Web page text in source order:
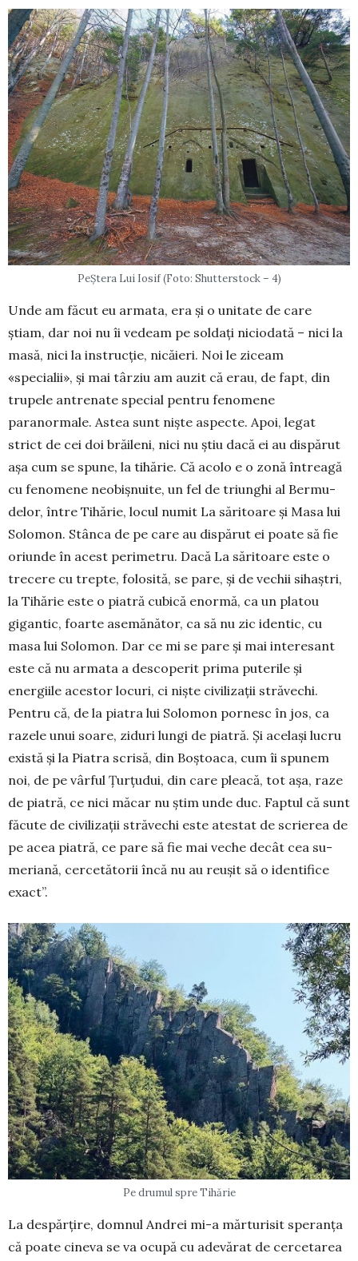
PeȘtera Lui Iosif (Foto: Shutterstock – 4)
Unde am făcut eu armata, era și o unitate de care
știam, dar noi nu îi vedeam pe soldați niciodată – nici la
masă, nici la instrucție, nicăieri. Noi le ziceam
«specialii», și mai târziu am auzit că erau, de fapt, din
trupele an­tre­nate special pentru feno­mene
paranormale. Astea sunt niște aspecte. Apoi, legat
strict de cei doi bră­ileni, nici nu știu dacă ei au dispărut
așa cum se spune, la tihărie. Că acolo e o zonă întreagă
cu feno­mene neo­bișnuite, un fel de triunghi al Bermu­
delor, între Tihărie, locul numit La săritoare și Masa lui
Solomon. Stânca de pe care au dispărut ei poate să fie
oriunde în acest perimetru. Dacă La sări­toare este o
trecere cu trep­te, folosită, se pare, și de vechii sihaștri,
la Tihărie este o piatră cubică enormă, ca un platou
gigantic, foarte ase­mănător, ca să nu zic identic, cu
masa lui Solo­mon. Dar ce mi se pare și mai interesant
este că nu armata a descoperit prima puterile și
energiile acestor locuri, ci niște civilizații străvechi.
Pentru că, de la piatra lui Solomon por­nesc în jos, ca
razele unui soare, ziduri lungi de piatră. Și ace­lași lucru
există și la Piatra scrisă, din Boștoaca, cum îi spunem
noi, de pe vârful Țur­țudui, din care pleacă, tot așa, raze
de piatră, ce nici măcar nu știm unde duc. Faptul că sunt
făcute de civilizații străvechi este atestat de scrierea de
pe acea piatră, ce pare să fie mai veche decât cea su­
meriană, cercetătorii încă nu au reușit să o iden­tifice
exact”.
Pe drumul spre Tihărie
La despărțire, domnul Andrei mi-a mărturisit speranța
că poate cineva se va ocupă cu adevărat de cercetarea